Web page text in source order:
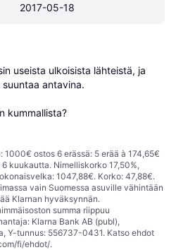
2017-05-18
useista ulkoisista lähteistä, ja
antavina.
kummallista?
1000€ ostos 6 erässä: 5 erää à 174,65€
kuukautta. Nimelliskorko 17,50%,
1047,88€. Korko: 47,88€.
vain Suomessa asuville vähintään
Klarnan hyväksynnän.
summa riippuu
Klarna Bank AB (publ),
Y-tunnus: 556737-0431. Katso ehdot
fi/ehdot/.